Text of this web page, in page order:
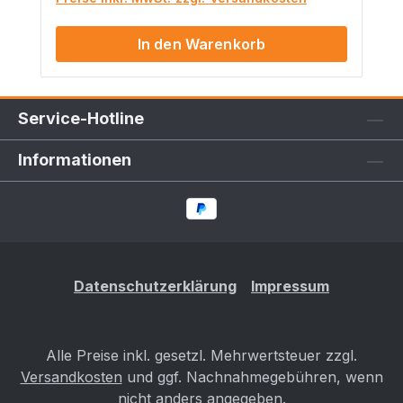
In den Warenkorb
Service-Hotline
Informationen
Datenschutzerklärung Impressum
Alle Preise inkl. gesetzl. Mehrwertsteuer zzgl.
Versandkosten und ggf. Nachnahmegebühren, wenn
nicht anders angegeben.